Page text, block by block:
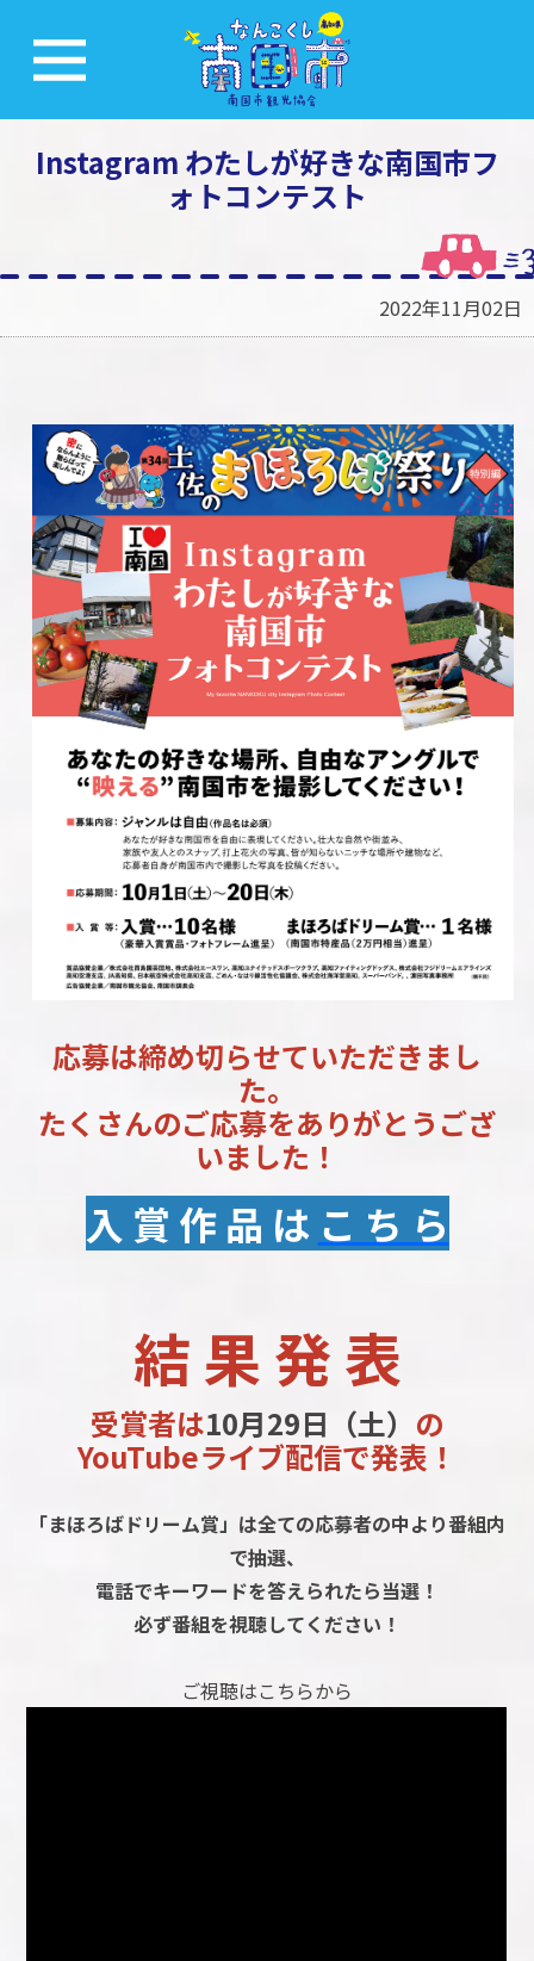
Instagram わたしが好きな南国市フ
ォトコンテスト
2022年11月02日
応募は締め切らせていただきまし
た。
たくさんのご応募をありがとうござ
いました！
入 賞 作 品 は こ ち ら
結 果 発 表
受賞者は10月29日（土） の
YouTubeライブ配信で発表！
「まほろばドリーム賞」は全ての応募者の中より番組内
で抽選、
電話でキーワードを答えられたら当選！
必ず番組を視聴してください！
ご視聴はこちらから